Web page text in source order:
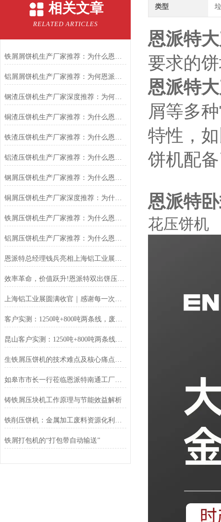
相关文章
RELATED ARTICLES
铁屑屑饼机生产厂家推荐：为什么恩派特是您的优选伙伴
铝屑屑饼机生产厂家推荐：为何恩派特成为金属回收行业的“隐形优选”？
钢渣压饼机生产厂家深度推荐：为何恩派特成为高净值产线的优选
铜渣压饼机生产厂家推荐：为什么恩派特成为众多企业的信赖？
铁渣压饼机生产厂家推荐：为什么恩派特成为众多企业的优选？
铝渣压饼机生产厂家推荐：为什么恩派特是值得信赖的选择？
钢屑压饼机生产厂家推荐：为什么恩派特是您值得信赖的选择？
铜屑压饼机生产厂家深度推荐：为什么恩派特成为市场的“压饼专家”？
铁屑压饼机生产厂家推荐：为什么恩派特成为工业固废处理的优选品牌？
铝屑压饼机生产厂家推荐：为什么恩派特成为众多企业的优选？
恩派特总经理钱兵亮相上海铝工业展：为铝回收行业贡献“恩派特方案”
效率革命，价值跃升!恩派特双出饼压饼机全新升级，重塑金属回收
上海铝工业展圆满收官｜感谢每一次相遇，我们明年再见！
客户实测：1250吨+800吨两条线，废料回收从成本中心变利润来源
昆山客户实测：1250吨+800吨两条线，废料回收从成本中心变利润来源
生铁屑压饼机的技术难点及核心痛点解析
如皋市市长一行莅临恩派特南通工厂调研指导
铸铁屑压块机工作原理与节能效益解析
铁削压饼机：金属加工废料资源化利用的关键装备
铁屑打包机的“打包带自动输送”
类型
恩派特
要求的
恩派特
屑等多
特性，
饼机配
恩派特
花压饼机